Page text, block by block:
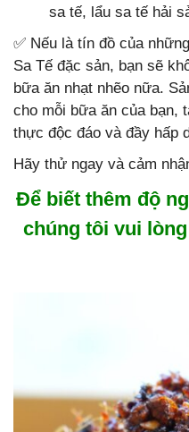
sa tế, lẩu sa tế hải
✅ Nếu là tín đồ của
Sa Tế đặc sản, bạn sẽ
bữa ăn nhạt nhẽo nữa.
cho mỗi bữa ăn của bạn,
thực độc đáo và đầy hấp
Hãy thử ngay và cảm
Để biết thêm độ
chúng tôi vui lòng